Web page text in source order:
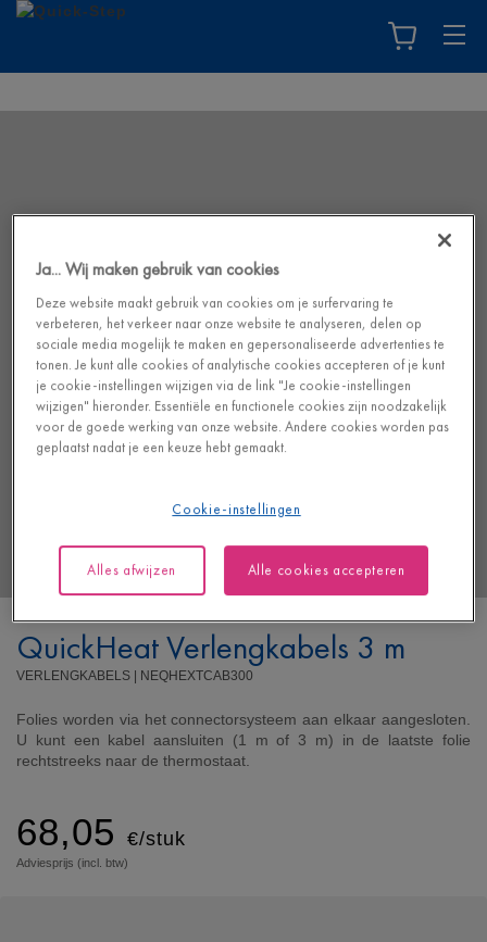
QuickHeat Verlengkabels 3 m
VERLENGKABELS | NEQHEXTCAB300
Folies worden via het connectorsysteem aan elkaar aangesloten.
U kunt een kabel aansluiten (1 m of 3 m) in de laatste folie
rechtstreeks naar de thermostaat.
68,05 €/stuk
Adviesprijs (incl. btw)
Ja... Wij maken gebruik van cookies
Deze website maakt gebruik van cookies om je surfervaring te
verbeteren, het verkeer naar onze website te analyseren, delen op
sociale media mogelijk te maken en gepersonaliseerde advertenties te
tonen. Je kunt alle cookies of analytische cookies accepteren of je kunt
je cookie-instellingen wijzigen via de link "Je cookie-instellingen
wijzigen" hieronder. Essentiële en functionele cookies zijn noodzakelijk
voor de goede werking van onze website. Andere cookies worden pas
geplaatst nadat je een keuze hebt gemaakt.
Cookie-instellingen
Alles afwijzen Alle cookies accepteren